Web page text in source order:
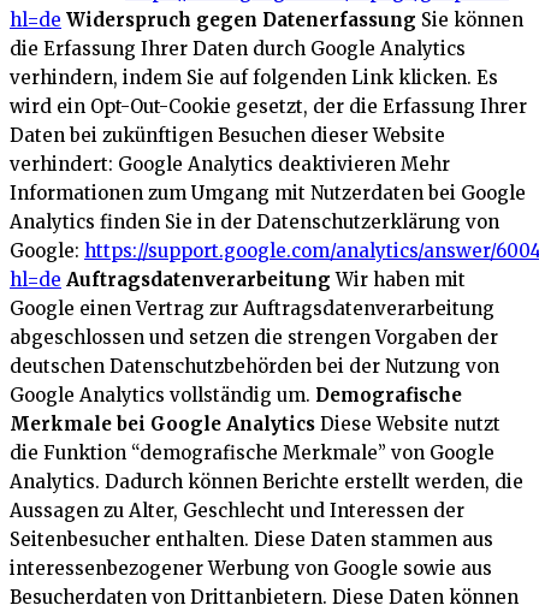
hl=de Widerspruch gegen Datenerfassung Sie können
die Erfassung Ihrer Daten durch Google Analytics
verhindern, indem Sie auf folgenden Link klicken. Es
wird ein Opt-Out-Cookie gesetzt, der die Erfassung Ihrer
Daten bei zukünftigen Besuchen dieser Website
verhindert: Google Analytics deaktivieren Mehr
Informationen zum Umgang mit Nutzerdaten bei Google
Analytics finden Sie in der Datenschutzerklärung von
Google: https://support.google.com/analytics/answer/
hl=de Auftragsdatenverarbeitung Wir haben mit
Google einen Vertrag zur Auftragsdatenverarbeitung
abgeschlossen und setzen die strengen Vorgaben der
deutschen Datenschutzbehörden bei der Nutzung von
Google Analytics vollständig um. Demografische
Merkmale bei Google Analytics Diese Website nutzt
die Funktion “demografische Merkmale” von Google
Analytics. Dadurch können Berichte erstellt werden, die
Aussagen zu Alter, Geschlecht und Interessen der
Seitenbesucher enthalten. Diese Daten stammen aus
interessenbezogener Werbung von Google sowie aus
Besucherdaten von Drittanbietern. Diese Daten können